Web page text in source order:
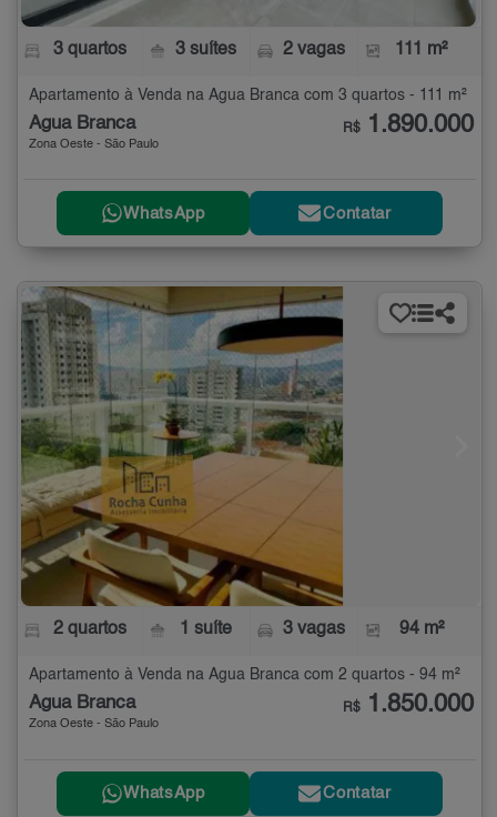
3 quartos 3 suítes 2 vagas 111 m²
Apartamento à Venda na Água Branca com 3 quartos - 111 m²
Água Branca
Zona Oeste - São Paulo
R$ 1.890.000
WhatsApp Contatar
2 quartos 1 suíte 3 vagas 94 m²
Apartamento à Venda na Água Branca com 2 quartos - 94 m²
Água Branca
Zona Oeste - São Paulo
R$ 1.850.000
WhatsApp Contatar